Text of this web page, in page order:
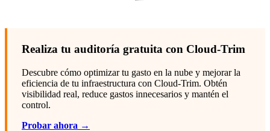
Realiza tu auditoría gratuita con Cloud-Trim
Descubre cómo optimizar tu gasto en la nube y mejorar la
eficiencia de tu infraestructura con Cloud-Trim. Obtén
visibilidad real, reduce gastos innecesarios y mantén el
control.
Probar ahora →